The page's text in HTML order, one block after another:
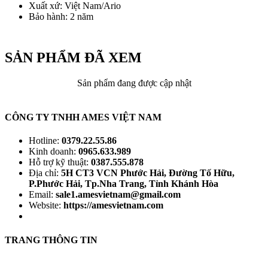
Xuất xứ: Việt Nam/Ario
Bảo hành: 2 năm
SẢN PHẨM ĐÃ XEM
Sản phẩm đang được cập nhật
CÔNG TY TNHH AMES VIỆT NAM
Hotline: 0379.22.55.86
Kinh doanh: 0965.633.989
Hỗ trợ kỹ thuật: 0387.555.878
Địa chỉ: 5H CT3 VCN Phước Hải, Đường Tố Hữu,
P.Phước Hải, Tp.Nha Trang, Tỉnh Khánh Hòa
Email: sale1.amesvietnam@gmail.com
Website: https://amesvietnam.com
TRANG THÔNG TIN